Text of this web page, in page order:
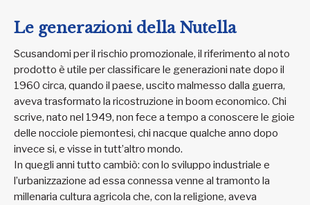
Le generazioni della Nutella
Scusandomi per il rischio promozionale, il riferimento al noto
prodotto è utile per classificare le generazioni nate dopo il
1960 circa, quando il paese, uscito malmesso dalla guerra,
aveva trasformato la ricostruzione in boom economico. Chi
scrive, nato nel 1949, non fece a tempo a conoscere le gioie
delle nocciole piemontesi, chi nacque qualche anno dopo
invece si, e visse in tutt’altro mondo.
In quegli anni tutto cambiò: con lo sviluppo industriale e
l’urbanizzazione ad essa connessa venne al tramonto la
millenaria cultura agricola che, con la religione, aveva